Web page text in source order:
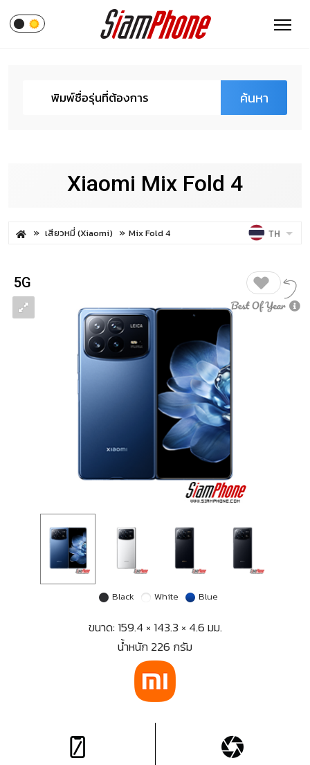
ค้นหา
Xiaomi Mix Fold 4
เสียวหมี่ (Xiaomi) Mix Fold 4 TH
5G
Black White Blue
ขนาด: 159.4 × 143.3 × 4.6 มม.
น้ำหนัก 226 กรัม